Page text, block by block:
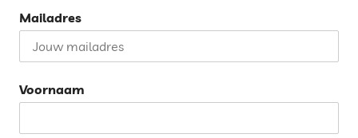
Mailadres
Voornaam